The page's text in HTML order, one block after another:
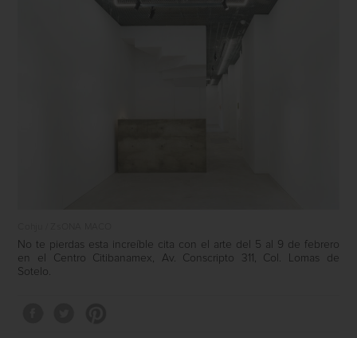
No te pierdas esta increíble cita con el arte del 5 al 9 de febrero
en el Centro Citibanamex, Av. Conscripto 311, Col. Lomas de
Sotelo.